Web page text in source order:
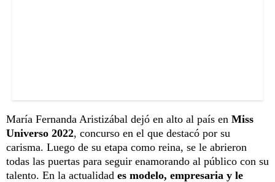
María Fernanda Aristizábal dejó en alto al país en Miss
Universo 2022, concurso en el que destacó por su
carisma. Luego de su etapa como reina, se le abrieron
todas las puertas para seguir enamorando al público con su
talento. En la actualidad es modelo, empresaria y le